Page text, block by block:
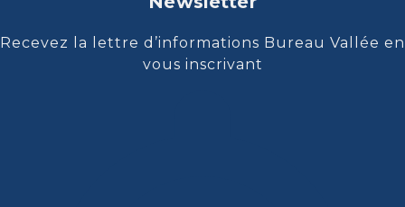
Recevez la lettre d’informations Bureau Vallée en
vous inscrivant